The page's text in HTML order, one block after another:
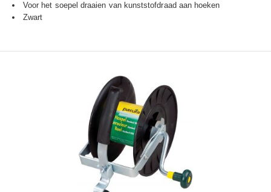
Voor het soepel draaien van kunststofdraad aan hoeken
Zwart